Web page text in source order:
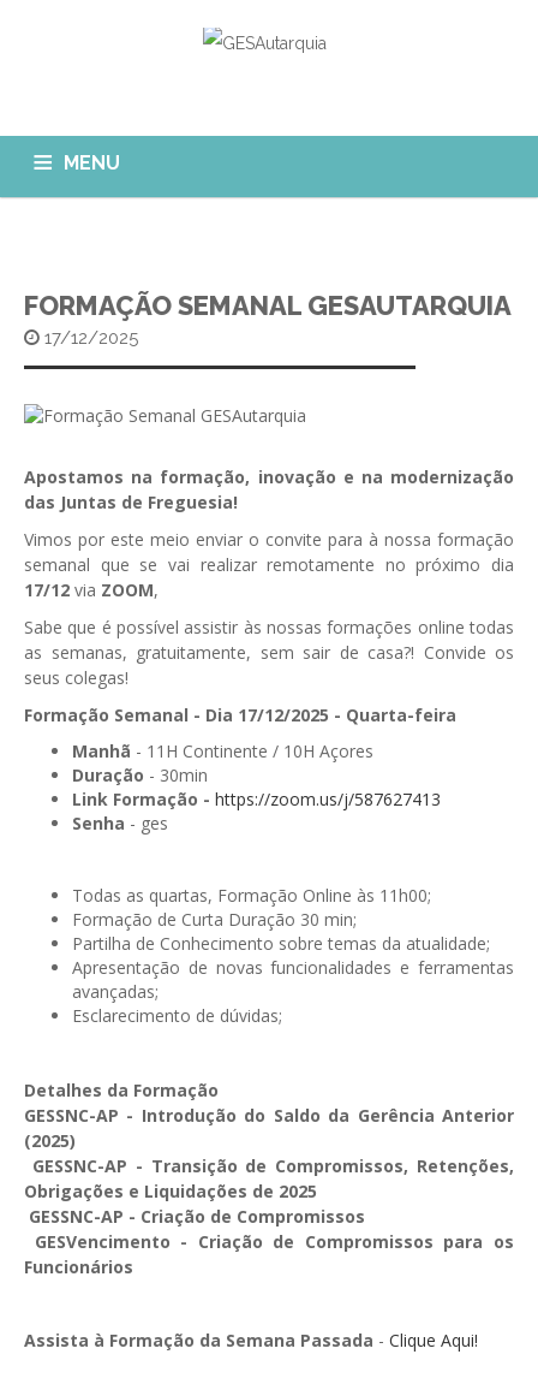
MENU
Quem Somos?
MÓDULOS
GESÁgua
GESCanídeo
GESComunicação
GESDenúncia
GESDocumental
GESElevador
GESEscola
GESFaturação
GESFeira
GESSocial
GESSNC-AP
GESSNC-AP Reg. Completo
FAQ
Custo da Chamada
Eliminar Conta
Submeter SAFT
FORMAÇÃO SEMANAL GESAUTARQUIA
17/12/2025
Apostamos na formação, inovação e na modernização
das Juntas de Freguesia!
Vimos por este meio enviar o convite para à nossa formação
semanal que se vai realizar remotamente no próximo dia
17/12 via ZOOM,
Sabe que é possível assistir às nossas formações online todas
as semanas, gratuitamente, sem sair de casa?! Convide os
seus colegas!
Formação Semanal - Dia 17/12/2025 - Quarta-feira
Manhã - 11H Continente / 10H Açores
Duração - 30min
Link Formação - https://zoom.us/j/587627413
Senha - ges
Todas as quartas, Formação Online às 11h00;
Formação de Curta Duração 30 min;
Partilha de Conhecimento sobre temas da atualidade;
Apresentação de novas funcionalidades e ferramentas
avançadas;
Esclarecimento de dúvidas;
Detalhes da Formação
GESSNC-AP - Introdução do Saldo da Gerência Anterior
(2025)
GESSNC-AP - Transição de Compromissos, Retenções,
Obrigações e Liquidações de 2025
GESSNC-AP - Criação de Compromissos
GESVencimento - Criação de Compromissos para os
Funcionários
Assista à Formação da Semana Passada - Clique Aqui!